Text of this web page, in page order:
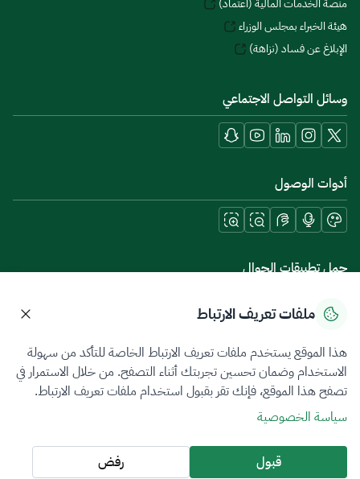
منصة الخدمات المالية (اعتماد)
هيئة الخبراء بمجلس الوزراء
الإبلاغ عن فساد (نزاهة)
وسائل التواصل الاجتماعي
أدوات الوصول
حمل تطبيقات الجوال
سياسة الخصوصيةشروط الاستخدامخريطة الموقع
جميع الحقوق محفوظة 2026 © ZATCA.GOV.SA
تم تطويره وصيانته بواسطة هيئة الزكاة والضريبة والجمارك
آخر تحديث للموقع في
ملفات تعريف الارتباط
هذا الموقع يستخدم ملفات تعريف الارتباط الخاصة للتأكد من سهولة
الاستخدام وضمان تحسين تجربتك أثناء التصفح. من خلال الاستمرار في
تصفح هذا الموقع، فإنك تقر بقبول استخدام ملفات تعريف الارتباط.
سياسة الخصوصية
قبول رفض